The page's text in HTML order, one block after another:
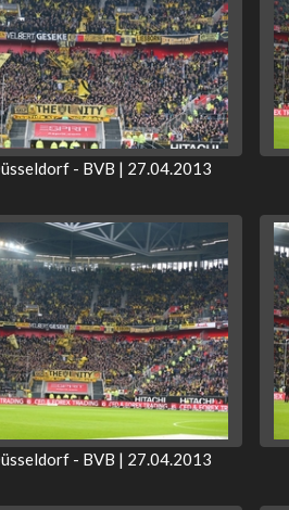
- BVB | 27.04.2013
- BVB | 27.04.2013